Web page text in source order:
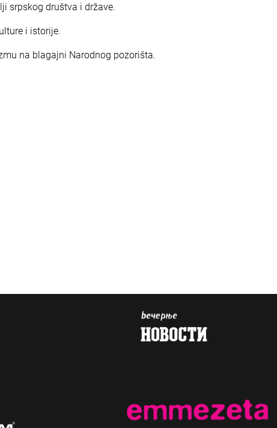
srpskog društva i države.
i istorije.
na blagajni Narodnog pozorišta.